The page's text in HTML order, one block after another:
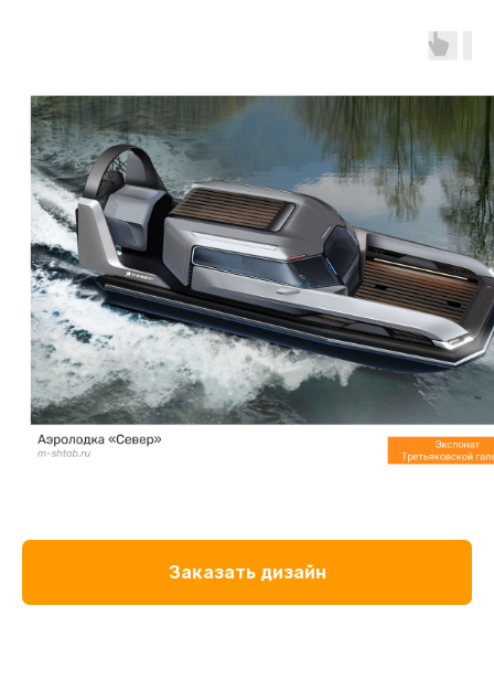
Заказать дизайн